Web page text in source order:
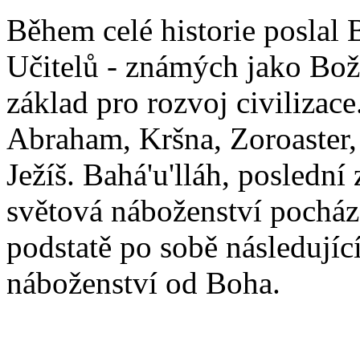
Během celé historie poslal
Učitelů - známých jako
základ pro rozvoj
Abraham, Kršna,
Ježíš. Bahá'u'lláh,
světová náboženství
podstatě po sobě
náboženství od Boha.